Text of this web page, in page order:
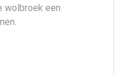
wolbroek een